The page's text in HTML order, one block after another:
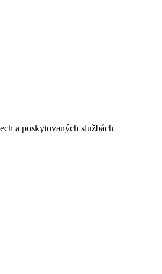
a poskytovaných službách